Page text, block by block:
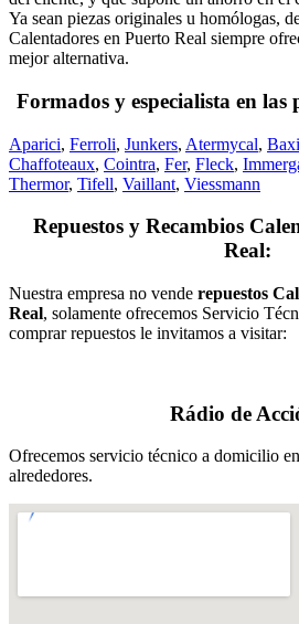
Ya sean piezas originales u homólogas,
Calentadores en Puerto Real siempre
mejor alternativa.
Formados y especialista en las
Aparici, Ferroli, Junkers, Atermycal,
Chaffoteaux, Cointra, Fer, Fleck,
Thermor, Tifell, Vaillant, Viessmann
Repuestos y Recambios
Real:
Nuestra empresa no vende repuestos
Real, solamente ofrecemos Servicio
comprar repuestos le invitamos a visitar:
Rádio de
Ofrecemos servicio técnico a domicilio
alrededores.